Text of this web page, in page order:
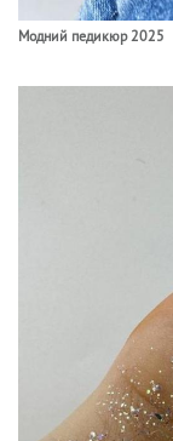
Модний педикюр 2025